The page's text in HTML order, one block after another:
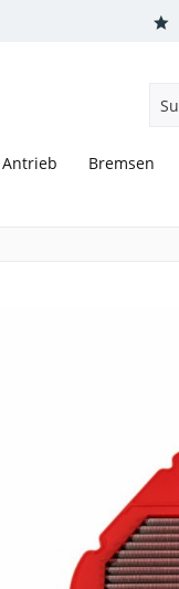
Antrieb Bremsen